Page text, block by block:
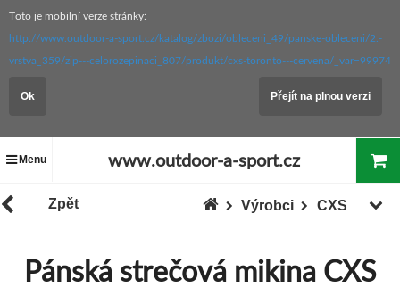
Toto je mobilní verze stránky:
http://www.outdoor-a-sport.cz/katalog/zbozi/obleceni_49/panske-obleceni/2.-
vrstva_359/zip---celorozepinaci_807/produkt/cxs-toronto---cervena/_var=99974
Ok Přejít na plnou verzi
Menu www.outdoor-a-sport.cz
Zpět CXS
Výrobci
Pánská strečová mikina CXS